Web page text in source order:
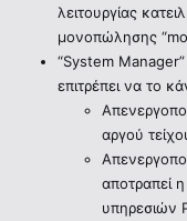
λειτουργίας
μονοπώλησης
“System Manager”
επιτρέπει να το
αργού
αποτραπεί
υπηρεσιών